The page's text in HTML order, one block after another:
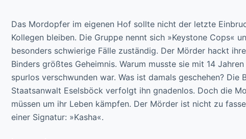
Das Mordopfer im eigenen Hof sollte nicht der letzte
Kollegen bleiben. Die Gruppe nennt sich »Keystone Cops«
besonders schwierige Fälle zuständig. Der Mörder hackt
Binders größtes Geheimnis. Warum musste sie mit 14
spurlos verschwunden war. Was ist damals geschehen? Die
Staatsanwalt Eselsböck verfolgt ihn gnadenlos. Doch die
müssen um ihr Leben kämpfen. Der Mörder ist nicht zu
einer Signatur: »Kasha«.